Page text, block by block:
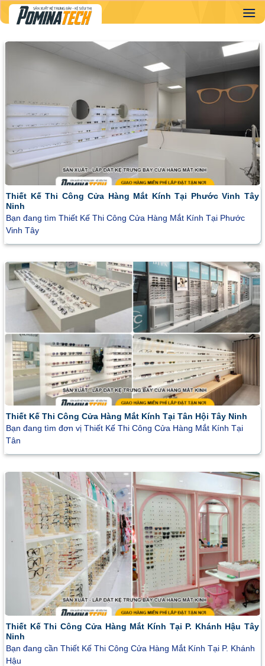
Skip
to
Thiết Kế Thi Công Cửa Hàng Mắt Kính Tại Phước Vinh Tây
Ninh
Bạn đang tìm Thiết Kế Thi Công Cửa Hàng Mắt Kính Tại Phước
Vinh Tây
Thiết Kế Thi Công Cửa Hàng Mắt Kính Tại Tân Hội Tây Ninh
Bạn đang tìm đơn vị Thiết Kế Thi Công Cửa Hàng Mắt Kính Tại
Tân
Thiết Kế Thi Công Cửa Hàng Mắt Kính Tại P. Khánh Hậu Tây
Ninh
Bạn đang cần Thiết Kế Thi Công Cửa Hàng Mắt Kính Tại P. Khánh
Hậu